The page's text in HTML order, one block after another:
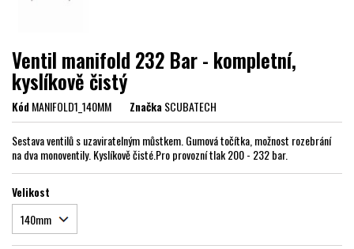
Ventil manifold 232 Bar - kompletní,
kyslíkově čistý
KódMANIFOLD1_140MM ZnačkaSCUBATECH
Sestava ventilů s uzaviratelným můstkem. Gumová točítka, možnost rozebrání
na dva monoventily. Kyslíkově čisté.Pro provozní tlak 200 - 232 bar.
Velikost